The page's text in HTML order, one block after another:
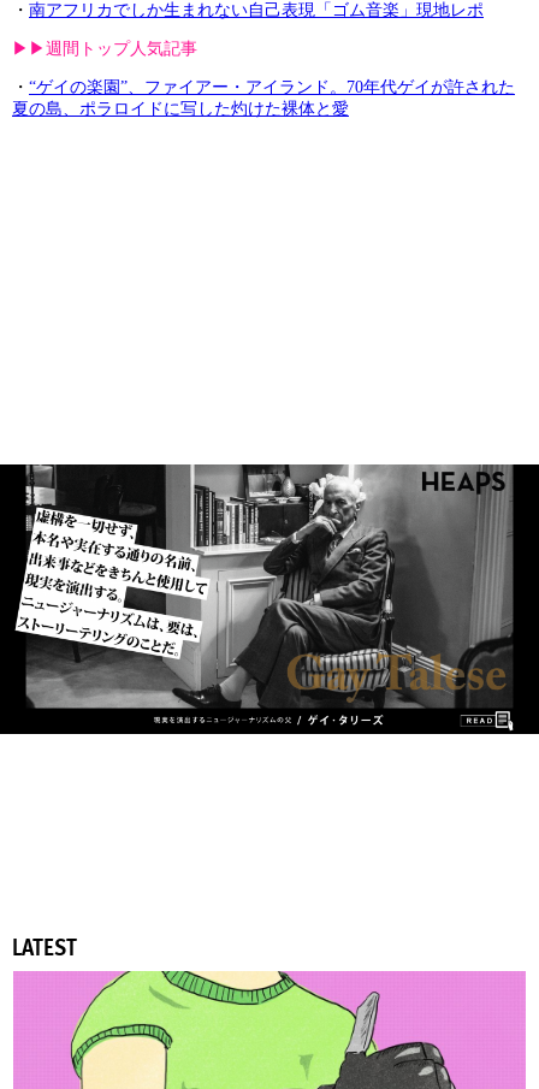
・ 南アフリカでしか生まれない自己表現「ゴム音楽」現地レポ
▶︎▶︎週間トップ人気記事
・ “ゲイの楽園”、ファイアー・アイランド。70年代ゲイが許された
夏の島、ポラロイドに写した灼けた裸体と愛
LATEST